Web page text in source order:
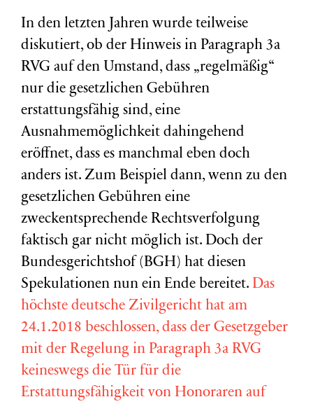
In den letzten Jahren wurde teilweise
diskutiert, ob der Hinweis in Paragraph 3a
RVG auf den Umstand, dass „regelmäßig“
nur die gesetzlichen Gebühren
erstattungsfähig sind, eine
Ausnahmemöglichkeit dahingehend
eröffnet, dass es manchmal eben doch
anders ist. Zum Beispiel dann, wenn zu den
gesetzlichen Gebühren eine
zweckentsprechende Rechtsverfolgung
faktisch gar nicht möglich ist. Doch der
Bundesgerichtshof (BGH) hat diesen
Spekulationen nun ein Ende bereitet. Das
höchste deutsche Zivilgericht hat am
24.1.2018 beschlossen, dass der Gesetzgeber
mit der Regelung in Paragraph 3a RVG
keineswegs die Tür für die
Erstattungsfähigkeit von Honoraren auf